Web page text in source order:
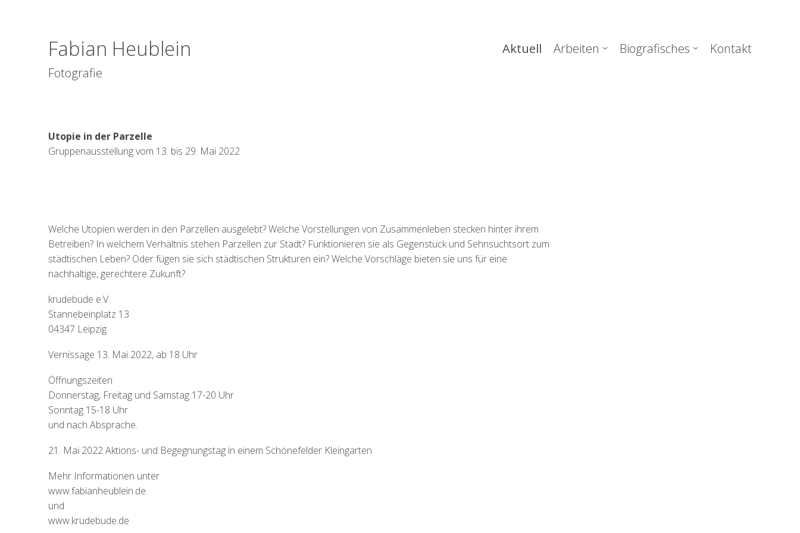
Fabian Heublein
Fotografie
Hauptnavigation
Aktuell Arbeiten Biografisches Kontakt
Utopie in der Parzelle
Gruppenausstellung vom 13. bis 29. Mai 2022
Welche Utopien werden in den Parzellen ausgelebt? Welche Vorstellungen von Zusammenleben stecken hinter ihrem
Betreiben? In welchem Verhältnis stehen Parzellen zur Stadt? Funktionieren sie als Gegenstück und Sehnsuchtsort zum
städtischen Leben? Oder fügen sie sich städtischen Strukturen ein? Welche Vorschläge bieten sie uns für eine
nachhaltige, gerechtere Zukunft?
krudebude e.V.
Stannebeinplatz 13
04347 Leipzig
Vernissage 13. Mai 2022, ab 18 Uhr
Öffnungszeiten
Donnerstag, Freitag und Samstag 17-20 Uhr
Sonntag 15-18 Uhr
und nach Absprache.
21. Mai 2022 Aktions- und Begegnungstag in einem Schönefelder Kleingarten
Mehr Informationen unter
www.fabianheublein.de
und
www.krudebude.de